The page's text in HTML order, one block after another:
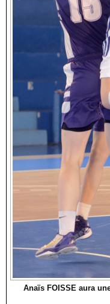
Anaïs FOISSE aura